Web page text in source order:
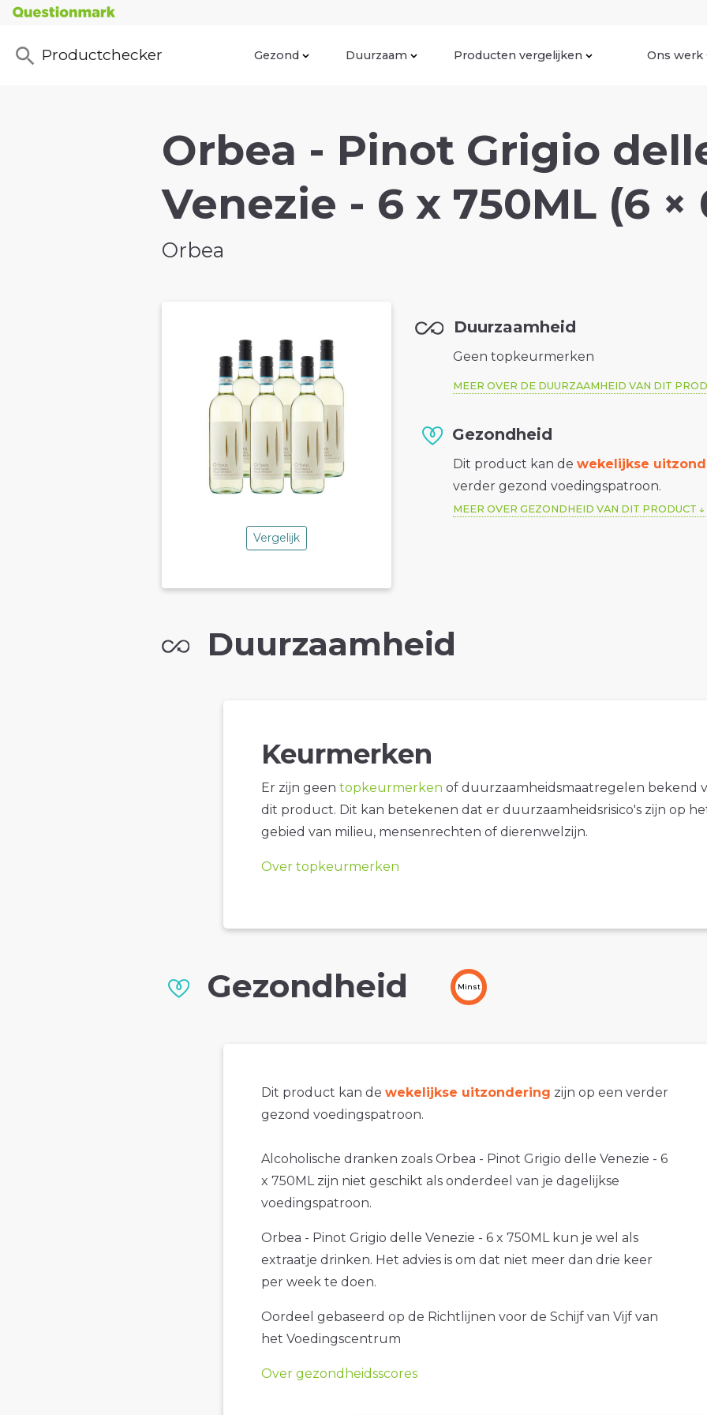
Productchecker Gezond Duurzaam Producten vergelijken Ons werk
Orbea - Pinot Grigio
Venezie - 6 x 750ML (6 ×
Orbea
Vergelijk
Duurzaamheid
Geen topkeurmerken
MEER OVER DE DUURZAAMHEID VAN DIT
Gezondheid
Dit product kan dewekelijkse
verder gezond voedingspatroon.
MEER OVER GEZONDHEID VAN DIT PRODUCT
Duurzaamheid
Keurmerken
Er zijn geen topkeurmerken of duurzaamheidsmaatregelen bekend
dit product. Dit kan betekenen dat er duurzaamheidsrisico's zijn op
gebied van milieu, mensenrechten of dierenwelzijn.
Over topkeurmerken
Gezondheid Minst
Dit product kan de wekelijkse uitzondering zijn op een verder
gezond voedingspatroon.
Alcoholische dranken zoals Orbea - Pinot Grigio delle Venezie - 6
x 750ML zijn niet geschikt als onderdeel van je dagelijkse
voedingspatroon.
Orbea - Pinot Grigio delle Venezie - 6 x 750ML kun je wel als
extraatje drinken. Het advies is om dat niet meer dan drie keer
per week te doen.
Oordeel gebaseerd op de Richtlijnen voor de Schijf van Vijf van
het Voedingscentrum
Over gezondheidsscores